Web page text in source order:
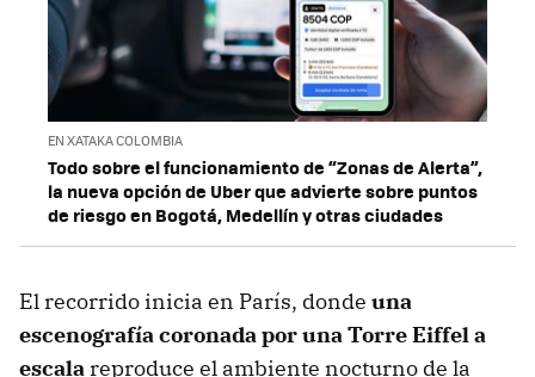
EN XATAKA COLOMBIA
Todo sobre el funcionamiento de “Zonas de Alerta”,
la nueva opción de Uber que advierte sobre puntos
de riesgo en Bogotá, Medellín y otras ciudades
El recorrido inicia en París, donde una
escenografía coronada por una Torre Eiffel a
escala reproduce el ambiente nocturno de la